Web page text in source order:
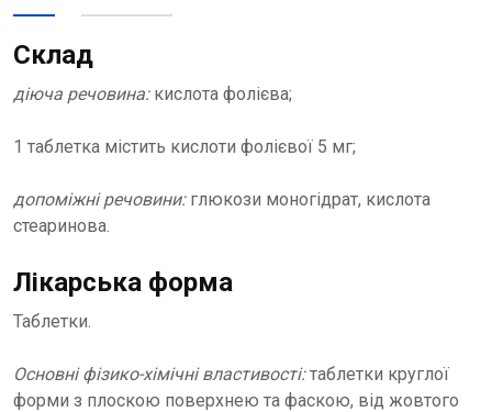
Склад
діюча речовина: кислота фолієва;
1 таблетка містить кислоти фолієвої 5 мг;
допоміжні речовини: глюкози моногідрат, кислота
стеаринова.
Лікарська форма
Таблетки.
Основні фізико-хімічні властивості:таблетки круглої
форми з плоскою поверхнею та фаскою, від жовтого